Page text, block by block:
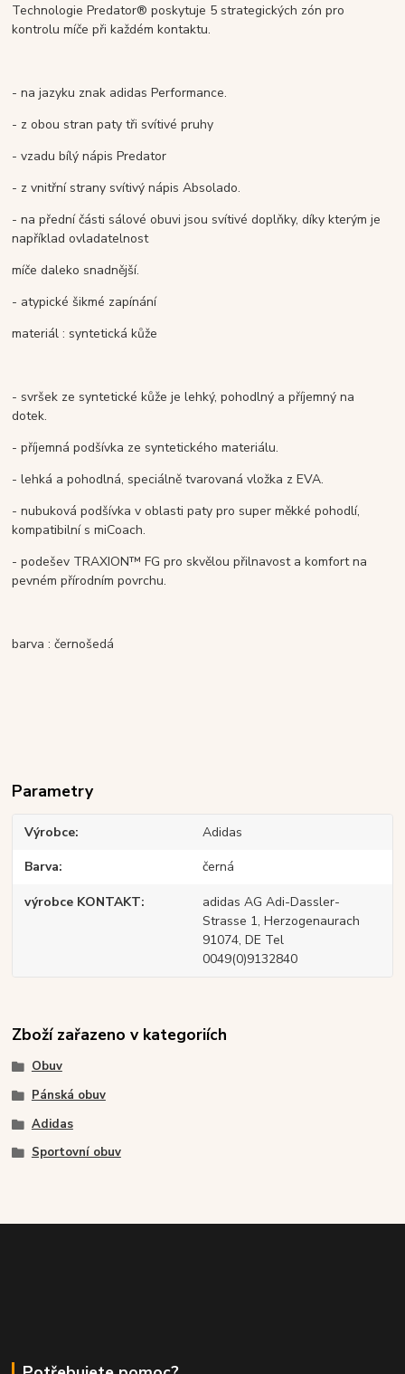
Technologie Predator® poskytuje 5 strategických zón pro
kontrolu míče při každém kontaktu.
- na jazyku znak adidas Performance.
- z obou stran paty tři svítivé pruhy
- vzadu bílý nápis Predator
- z vnitřní strany svítivý nápis Absolado.
- na přední části sálové obuvi jsou svítivé doplňky, díky kterým je
například ovladatelnost
míče daleko snadnější.
- atypické šikmé zapínání
materiál : syntetická kůže
- svršek ze syntetické kůže je lehký, pohodlný a příjemný na
dotek.
- příjemná podšívka ze syntetického materiálu.
- lehká a pohodlná, speciálně tvarovaná vložka z EVA.
- nubuková podšívka v oblasti paty pro super měkké pohodlí,
kompatibilní s miCoach.
- podešev TRAXION™ FG pro skvělou přilnavost a komfort na
pevném přírodním povrchu.
barva : černošedá
Parametry
Výrobce Adidas
Barva černá
výrobce KONTAKT
adidas AG Adi-Dassler-
Strasse 1, Herzogenaurach
91074, DE Tel
0049(0)9132840
Zboží zařazeno v kategoriích
Obuv
Pánská obuv
Adidas
Sportovní obuv